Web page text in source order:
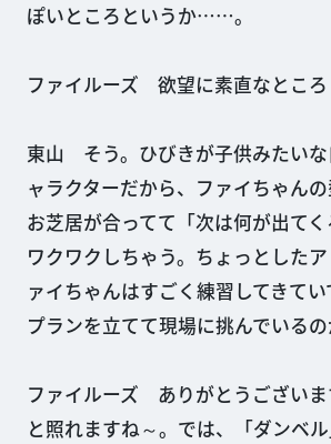
ぽいところというか……。
ファイルーズ 欲望に素直なところ
東山 そう。ひびきが子供みたいな
ャラクターだから、ファイちゃん
お芝居が合ってて「次は何が出て
ワクワクしちゃう。ちょっとした
ァイちゃんはすごく練習してきて
プランを立てて現場に挑んでいるの
ファイルーズ ありがとうございま
と照れますね～。では、「ダンベ